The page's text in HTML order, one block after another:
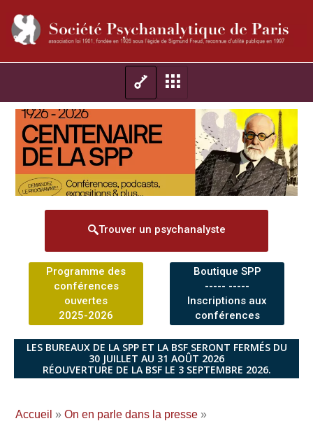
Trouver un psychanalyste
Programme des
conférences
ouvertes
2025-2026
Boutique SPP
----- -----
Inscriptions aux
conférences
LES BUREAUX DE LA SPP ET LA BSF SERONT FERMÉS DU
30 JUILLET AU 31 AOÛT 2026
RÉOUVERTURE DE LA BSF LE 3 SEPTEMBRE 2026.
Accueil » On en parle dans la presse »